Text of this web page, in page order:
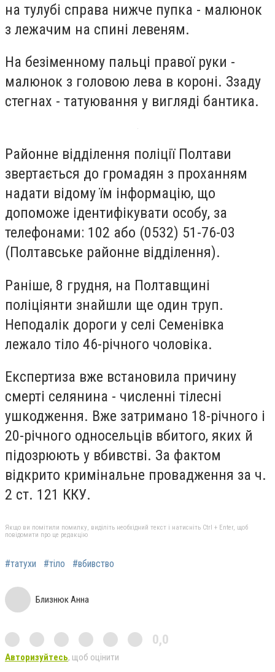
на тулубі справа нижче пупка - малюнок
з лежачим на спині левеням.
На безіменному пальці правої руки -
малюнок з головою лева в короні. Ззаду
стегнах - татуювання у вигляді бантика.
Районне відділення поліції Полтави
звертається до громадян з проханням
надати відому їм інформацію, що
допоможе ідентифікувати особу, за
телефонами: 102 або (0532) 51-76-03
(Полтавське районне відділення).
Раніше, 8 грудня, на Полтавщині
поліціянти знайшли ще один труп.
Неподалік дороги у селі Семенівка
лежало тіло 46-річного чоловіка.
Експертиза вже встановила причину
смерті селянина - численні тілесні
ушкодження. Вже затримано 18-річного і
20-річного односельців вбитого, яких й
підозрюють у вбивстві. За фактом
відкрито кримінальне провадження за ч.
2 ст. 121 ККУ.
Якщо ви помітили помилку, виділіть необхідний текст і натисніть Ctrl + Enter, щоб
повідомити про це редакцію
#татухи #тіло #вбивство
Близнюк Анна
0,0
Авторизуйтесь, щоб оцінити